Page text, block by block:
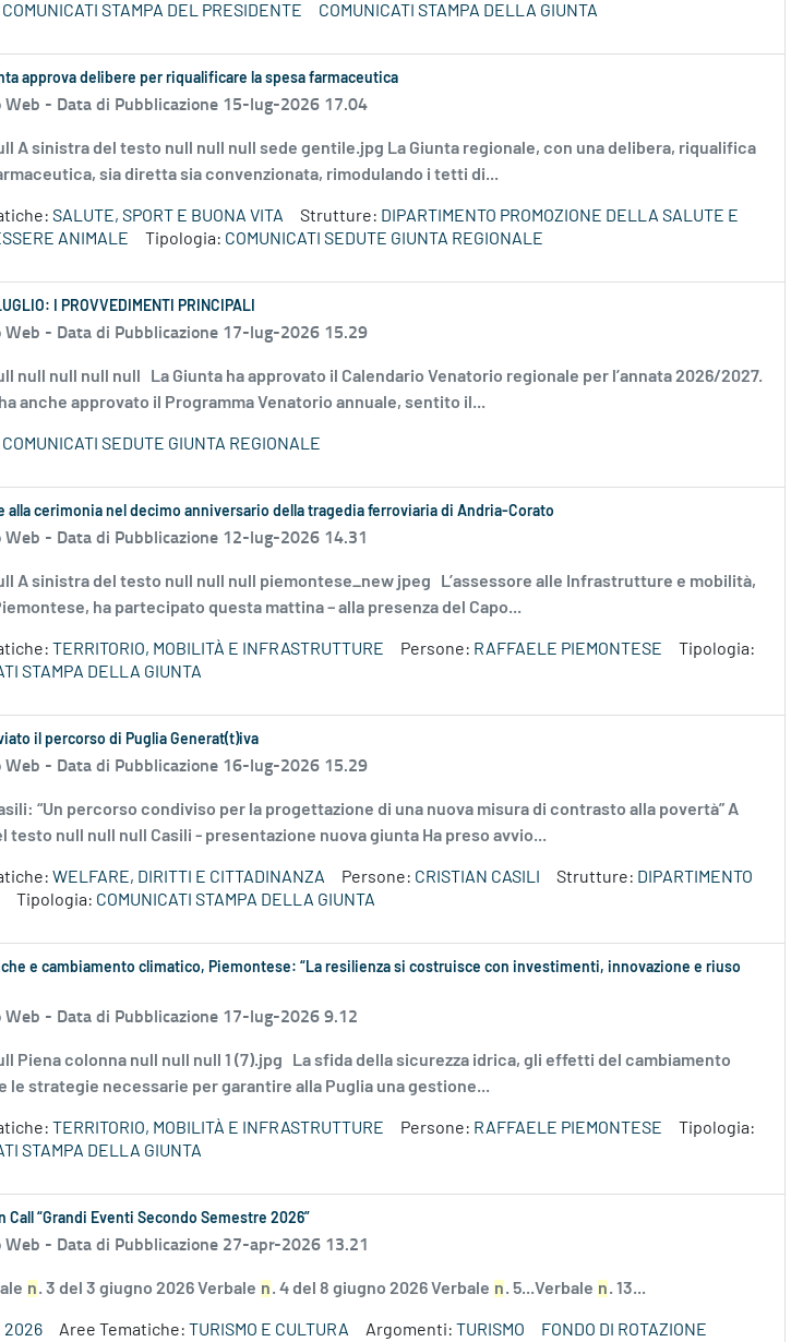
COMUNICATI STAMPA DEL PRESIDENTE COMUNICATI STAMPA DELLA GIUNTA
approva delibere per riqualificare la spesa farmaceutica
Web - Data di Pubblicazione 15-lug-2026 17.04
A sinistra del testo null null null sede gentile.jpg La Giunta regionale, con una delibera, riqualifica
sia diretta sia convenzionata, rimodulando i tetti di...
SALUTE, SPORT E BUONA VITA Strutture: DIPARTIMENTO PROMOZIONE DELLA SALUTE E
ANIMALE
Tipologia: COMUNICATI SEDUTE GIUNTA REGIONALE
I PROVVEDIMENTI PRINCIPALI
Web - Data di Pubblicazione 17-lug-2026 15.29
null null null null La Giunta ha approvato il Calendario Venatorio regionale per l’annata 2026/2027.
anche approvato il Programma Venatorio annuale, sentito il...
COMUNICATI SEDUTE GIUNTA REGIONALE
alla cerimonia nel decimo anniversario della tragedia ferroviaria di Andria-Corato
Web - Data di Pubblicazione 12-lug-2026 14.31
A sinistra del testo null null null piemontese_new jpeg L’assessore alle Infrastrutture e mobilità,
ha partecipato questa mattina – alla presenza del Capo...
TERRITORIO, MOBILITÀ E INFRASTRUTTURE Persone: RAFFAELE PIEMONTESE
Tipologia:
STAMPA DELLA GIUNTA
il percorso di Puglia Generat(t)iva
Web - Data di Pubblicazione 16-lug-2026 15.29
“Un percorso condiviso per la progettazione di una nuova misura di contrasto alla povertà” A
testo null null null Casili - presentazione nuova giunta Ha preso avvio...
WELFARE, DIRITTI E CITTADINANZA Persone: CRISTIAN CASILI Strutture: DIPARTIMENTO
Tipologia: COMUNICATI STAMPA DELLA GIUNTA
e cambiamento climatico, Piemontese: “La resilienza si costruisce con investimenti, innovazione e riuso
Web - Data di Pubblicazione 17-lug-2026 9.12
Piena colonna null null null 1 (7).jpg La sfida della sicurezza idrica, gli effetti del cambiamento
le strategie necessarie per garantire alla Puglia una gestione...
TERRITORIO, MOBILITÀ E INFRASTRUTTURE Persone: RAFFAELE PIEMONTESE
Tipologia:
STAMPA DELLA GIUNTA
Call “Grandi Eventi Secondo Semestre 2026”
Web - Data di Pubblicazione 27-apr-2026 13.21
n. 3 del 3 giugno 2026 Verbale n. 4 del 8 giugno 2026 Verbale n. 5...Verbale n. 13...
2026 Aree Tematiche: TURISMO E CULTURA Argomenti: TURISMO
FONDO DI ROTAZIONE